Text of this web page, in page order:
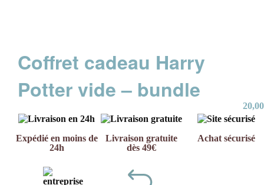
Coffret cadeau Harry
Potter vide – bundle
20,00
Expédié en moins de
24h
Livraison gratuite
dès 49€
Achat sécurisé